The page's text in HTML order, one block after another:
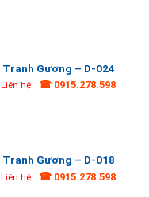
Tranh Gương – D-024
Liên hệ ☎ 0915.278.598
Tranh Gương – D-018
Liên hệ ☎ 0915.278.598